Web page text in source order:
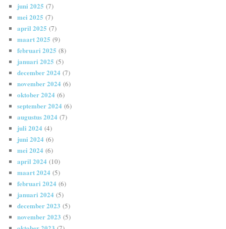
juni 2025 (7)
mei 2025 (7)
april 2025 (7)
maart 2025 (9)
februari 2025 (8)
januari 2025 (5)
december 2024 (7)
november 2024 (6)
oktober 2024 (6)
september 2024 (6)
augustus 2024 (7)
juli 2024 (4)
juni 2024 (6)
mei 2024 (6)
april 2024 (10)
maart 2024 (5)
februari 2024 (6)
januari 2024 (5)
december 2023 (5)
november 2023 (5)